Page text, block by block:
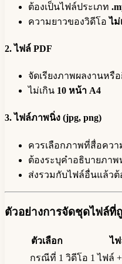
ต้องเป็นไฟล์ประเภท
ความยาวของวิดีโอไม่
2. ไฟล์ PDF
จัดเรียงภาพผลงานหรื
ไม่เกิน 10 หน้า A4
3. ไฟล์ภาพนิ่ง (jpg, png)
ควรเลือกภาพที่สื่อควา
ต้องระบุคำอธิบายภา
ส่งรวมกับไฟล์อื่นแล้ว
ตัวอย่างการจัดชุดไฟล์ที่
ตัวเลือก ไ
กรณีที่ 1 วิดีโอ 1 ไฟล์